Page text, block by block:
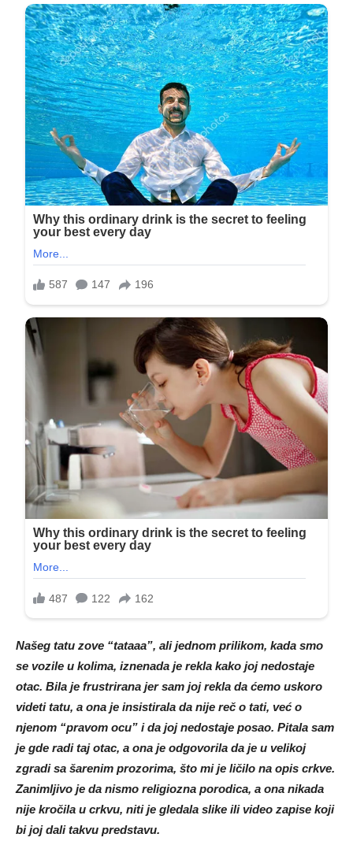
Našeg tatu zove “tataaa”, ali jednom prilikom, kada smo
se vozile u kolima, iznenada je rekla kako joj nedostaje
otac. Bila je frustrirana jer sam joj rekla da ćemo uskoro
videti tatu, a ona je insistirala da nije reč o tati, već o
njenom “pravom ocu” i da joj nedostaje posao. Pitala sam
je gde radi taj otac, a ona je odgovorila da je u velikoj
zgradi sa šarenim prozorima, što mi je ličilo na opis crkve.
Zanimljivo je da nismo religiozna porodica, a ona nikada
nije kročila u crkvu, niti je gledala slike ili video zapise koji
bi joj dali takvu predstavu.